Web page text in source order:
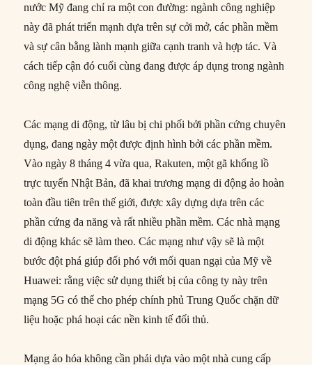
nước Mỹ đang chỉ ra một con đường: ngành công nghiệp
này đã phát triển mạnh dựa trên sự cởi mở, các phần mềm
và sự cân bằng lành mạnh giữa cạnh tranh và hợp tác. Và
cách tiếp cận đó cuối cùng đang được áp dụng trong ngành
công nghệ viễn thông.
Các mạng di động, từ lâu bị chi phối bởi phần cứng chuyên
dụng, đang ngày một được định hình bởi các phần mềm.
Vào ngày 8 tháng 4 vừa qua, Rakuten, một gã khổng lồ
trực tuyến Nhật Bản, đã khai trương mạng di động ảo hoàn
toàn đầu tiên trên thế giới, được xây dựng dựa trên các
phần cứng đa năng và rất nhiều phần mềm. Các nhà mạng
di động khác sẽ làm theo. Các mạng như vậy sẽ là một
bước đột phá giúp đối phó với mối quan ngại của Mỹ về
Huawei: rằng việc sử dụng thiết bị của công ty này trên
mạng 5G có thể cho phép chính phủ Trung Quốc chặn dữ
liệu hoặc phá hoại các nền kinh tế đối thủ.
Mạng ảo hóa không cần phải dựa vào một nhà cung cấp